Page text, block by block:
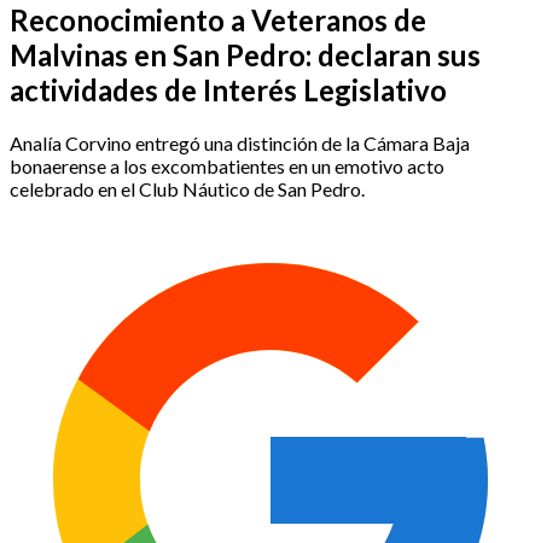
Reconocimiento a Veteranos de
Malvinas en San Pedro: declaran sus
actividades de Interés Legislativo
Analía Corvino entregó una distinción de la Cámara Baja
bonaerense a los excombatientes en un emotivo acto
celebrado en el Club Náutico de San Pedro.